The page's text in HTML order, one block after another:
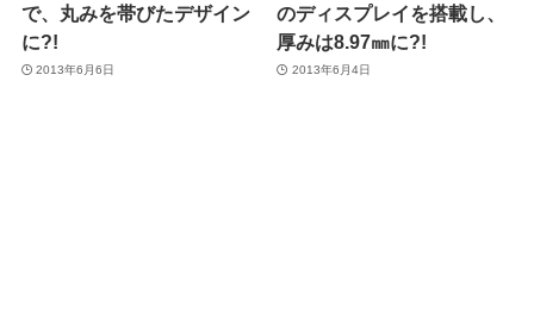
で、丸みを帯びたデザイン
に?!
2013年6月6日
のディスプレイを搭載し、
厚みは8.97㎜に?!
2013年6月4日